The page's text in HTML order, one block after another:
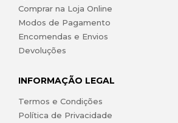
Comprar na Loja Online
Modos de Pagamento
Encomendas e Envios
Devoluções
INFORMAÇÃO LEGAL
Termos e Condições
Política de Privacidade